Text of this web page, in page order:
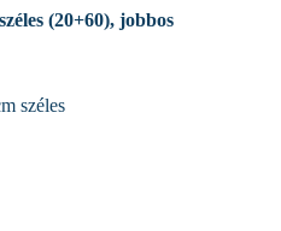
(20+60), jobbos